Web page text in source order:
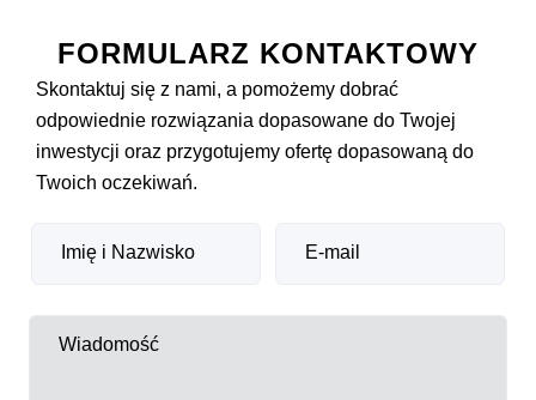
FORMULARZ KONTAKTOWY
Skontaktuj się z nami, a pomożemy dobrać
odpowiednie rozwiązania dopasowane do Twojej
inwestycji oraz przygotujemy ofertę dopasowaną do
Twoich oczekiwań.